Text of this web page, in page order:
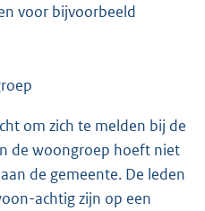
voor bijvoorbeeld
om zich te melden bij de
de woongroep hoeft niet
de gemeente. De leden
achtig zijn op een